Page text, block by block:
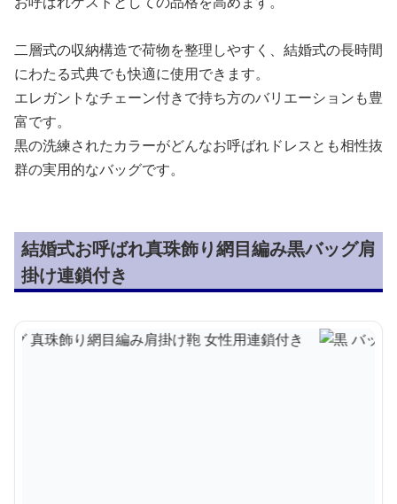
二層式の収納構造で荷物を整理しやすく、結婚式の長時間
にわたる式典でも快適に使用できます。
エレガントなチェーン付きで持ち方のバリエーションも豊
富です。
黒の洗練されたカラーがどんなお呼ばれドレスとも相性抜
群の実用的なバッグです。
結婚式お呼ばれ真珠飾り網目編み黒バッグ肩
掛け連鎖付き